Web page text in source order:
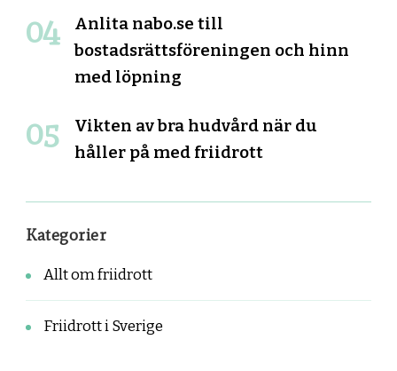
Anlita nabo.se till
bostadsrättsföreningen och hinn
med löpning
Vikten av bra hudvård när du
håller på med friidrott
Kategorier
Allt om friidrott
Friidrott i Sverige